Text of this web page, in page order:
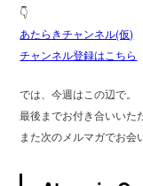
👇
あたらきチャンネル(仮)
チャンネル登録はこちら
では、今週はこの辺で。
最後までお付き合いいた
また次のメルマガでお会